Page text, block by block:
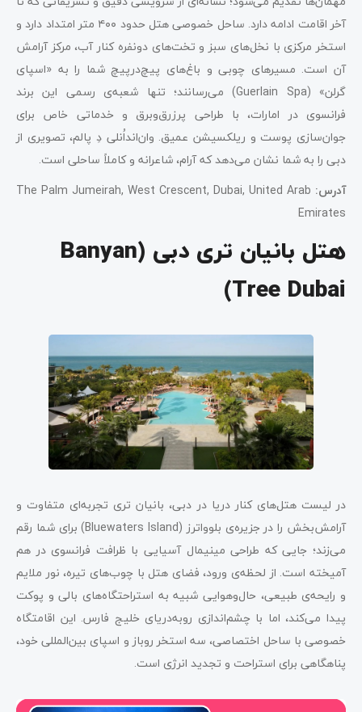
آخر اقامت ادامه دارد. ساحل خصوصی هتل حدود ۴۰۰ متر امتداد دارد و
استخر مرکزی با نخل‌های سبز و تخت‌های دو‌نفره کنار آب، مرکز آرامش
آن است. مسیرهای چوبی و باغ‌های پیچ‌در‌پیچ شما را به «اسپای
گرلن» (Guerlain Spa) می‌رسانند؛ تنها شعبه‌ی رسمی این برند
فرانسوی در امارات، با طراحی پرزرق‌وبرق و خدماتی خاص برای
جوان‌سازی پوست و ریلکسیشن عمیق. وان‌اند‌اُ‌نلی دِ پالم، تصویری از
دبی را به شما نشان می‌دهد که آرام، شاعرانه و کاملاً ساحلی است.
آدرس:
The Palm Jumeirah, West Crescent, Dubai, United Arab
Emirates
هتل بانیان تری دبی (Banyan
Tree Dubai)
در لیست هتل‌های کنار دریا در دبی، بانیان تری تجربه‌ای متفاوت و
آرامش‌بخش را در جزیره‌ی بلوواترز (Bluewaters Island) برای شما رقم
می‌زند؛ جایی که طراحی مینیمال آسیایی با ظرافت فرانسوی در هم
آمیخته است. از لحظه‌ی ورود، فضای هتل با چوب‌های تیره، نور ملایم
و رایحه‌ی طبیعی، حال‌و‌هوایی شبیه به استراحتگاه‌های بالی و پوکت
پیدا می‌کند، اما با چشم‌اندازی رو‌به‌دریای خلیج فارس. این اقامتگاه
خصوصی با ساحل اختصاصی، سه استخر روباز و اسپای بین‌المللی خود،
پناهگاهی برای استراحت و تجدید انرژی است.